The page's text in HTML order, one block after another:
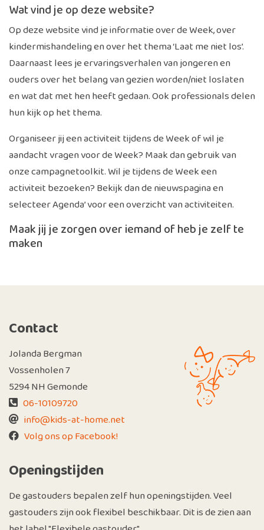
Wat vind je op deze website?
Op deze website vind je informatie over de Week, over
kindermishandeling en over het thema ‘Laat me niet los’.
Daarnaast lees je ervaringsverhalen van jongeren en
ouders over het belang van gezien worden/niet loslaten
en wat dat met hen heeft gedaan. Ook professionals delen
hun kijk op het thema.
Organiseer jij een activiteit tijdens de Week of wil je
aandacht vragen voor de Week? Maak dan gebruik van
onze campagnetoolkit. Wil je tijdens de Week een
activiteit bezoeken? Bekijk dan de nieuwspagina en
selecteer Agenda’ voor een overzicht van activiteiten.
Maak jij je zorgen over iemand of heb je zelf te
maken
Contact
Jolanda Bergman
Vossenholen 7
5294 NH Gemonde
06-10109720
info@kids-at-home.net
Volg ons op Facebook!
Openingstijden
De gastouders bepalen zelf hun openingstijden. Veel
gastouders zijn ook flexibel beschikbaar. Dit is de zien aan